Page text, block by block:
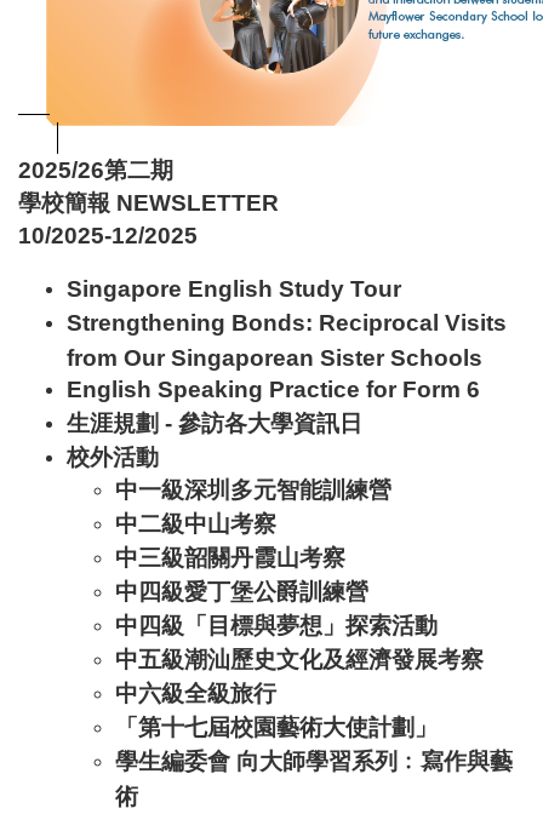
2025/26第二期
學校簡報 NEWSLETTER
10/2025-12/2025
Singapore English Study Tour
Strengthening Bonds: Reciprocal Visits
from Our Singaporean Sister Schools
English Speaking Practice for Form 6
生涯規劃 - 參訪各大學資訊日
校外活動
中一級深圳多元智能訓練營
中二級中山考察
中三級韶關丹霞山考察
中四級愛丁堡公爵訓練營
中四級「目標與夢想」探索活動
中五級潮汕歷史文化及經濟發展考察
中六級全級旅行
「第十七屆校園藝術大使計劃」
學生編委會 向大師學習系列﹕寫作與藝
術